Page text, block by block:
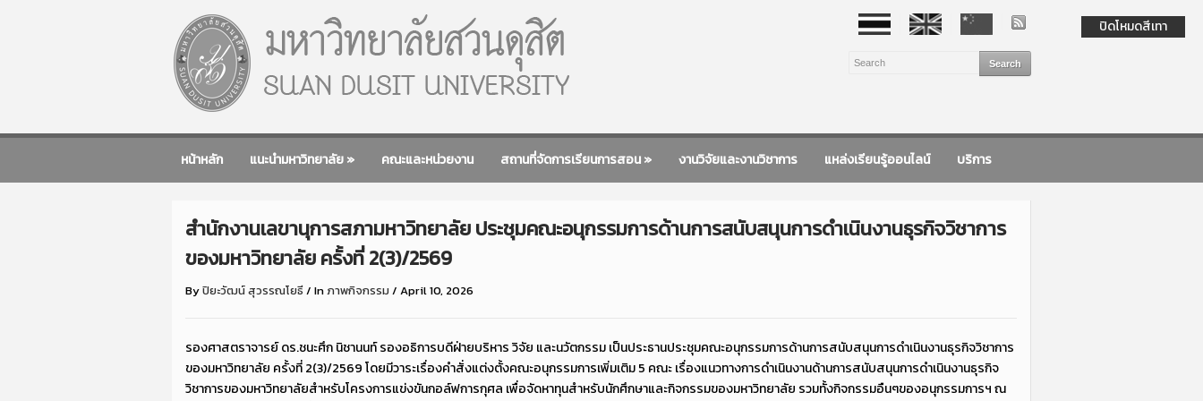
หน้าหลัก แนะนำมหาวิทยาลัย» คณะและหน่วยงาน สถานที่จัดการเรียนการสอน» งานวิจัยและงานวิชาการ แหล่งเรียนรู้ออนไลน์ บริการ
สำนักงานเลขานุการสภามหาวิทยาลัย ประชุมคณะอนุกรรมการด้านการสนับสนุนการดำเนินงานธุรกิจวิชาการ
ของมหาวิทยาลัย ครั้งที่ 2(3)/2569
Byปิยะวัฒน์ สุวรรณโยธี/ Inภาพกิจกรรม / April 10, 2026
รองศาสตราจารย์ ดร.ชนะศึก นิชานนท์ รองอธิการบดีฝ่ายบริหาร วิจัย และนวัตกรรม เป็นประธานประชุมคณะอนุกรรมการด้านการสนับสนุนการดำเนินงานธุรกิจวิชาการ
ของมหาวิทยาลัย ครั้งที่ 2(3)/2569 โดยมีวาระเรื่องคำสั่งแต่งตั้งคณะอนุกรรมการเพิ่มเติม 5 คณะ เรื่องแนวทางการดำเนินงานด้านการสนับสนุนการดำเนินงานธุรกิจ
วิชาการของมหาวิทยาลัยสำหรับโครงการแข่งขันกอล์ฟการกุศล เพื่อจัดหาทุนสำหรับนักศึกษาและกิจกรรมของมหาวิทยาลัย รวมทั้งกิจกรรมอืนๆของอนุกรรมการฯ ณ
ปิดโหมดสีเทา